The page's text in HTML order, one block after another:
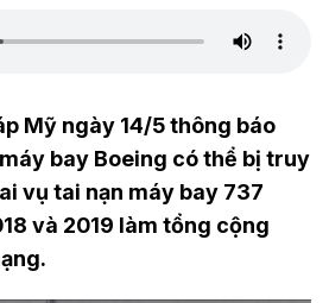
Mỹ ngày 14/5 thông báo
bay Boeing có thể bị truy
vụ tai nạn máy bay 737
và 2019 làm tổng cộng